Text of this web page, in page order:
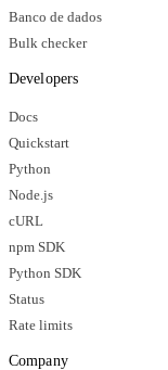
Banco de dados
Bulk checker
Developers
Docs
Quickstart
Python
Node.js
cURL
npm SDK
Python SDK
Status
Rate limits
Company